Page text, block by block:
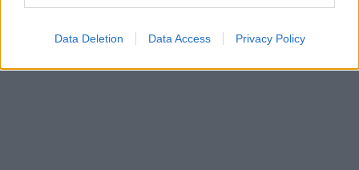
Data Deletion Data Access Privacy Policy